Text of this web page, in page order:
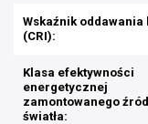
Wskaźnik oddawania
(CRI):
Klasa efektywności
energetycznej
zamontowanego
światła: